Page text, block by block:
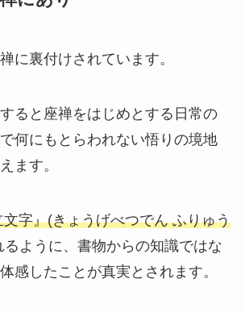
に裏付けされています。
ると座禅をはじめとする日常の
何にもとらわれない悟りの境地
ます。
字』(きょうげべつでん ふりゅう
るように、書物からの知識ではな
感したことが真実とされます。